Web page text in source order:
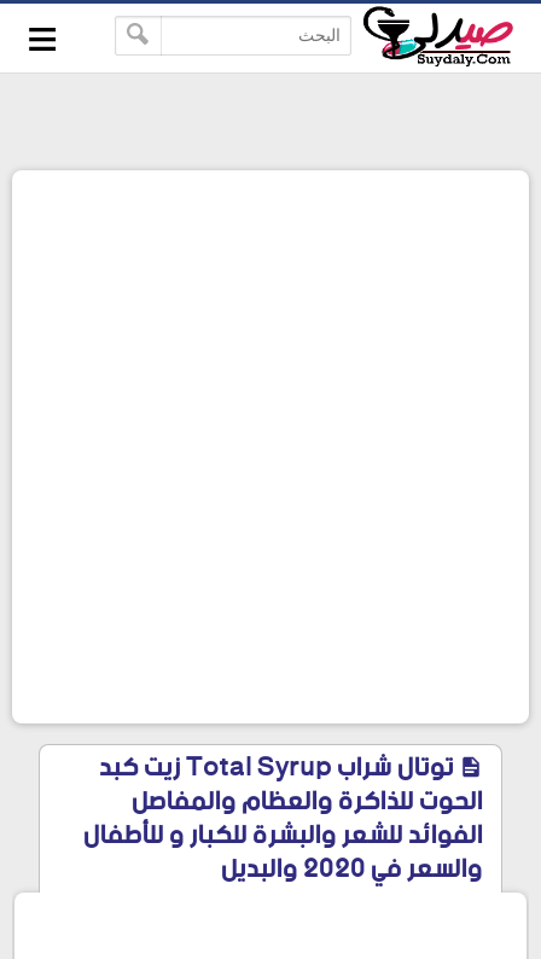
-->
google-site-verification=pbBDctPvwZJkSEHg2-
vmZ_yu86_9u3jQJgGN9H2FF9w
≡
توتال شراب Total Syrup زيت كبد
الحوت للذاكرة والعظام والمفاصل
الفوائد للشعر والبشرة للكبار و للأطفال
والسعر في 2020 والبديل